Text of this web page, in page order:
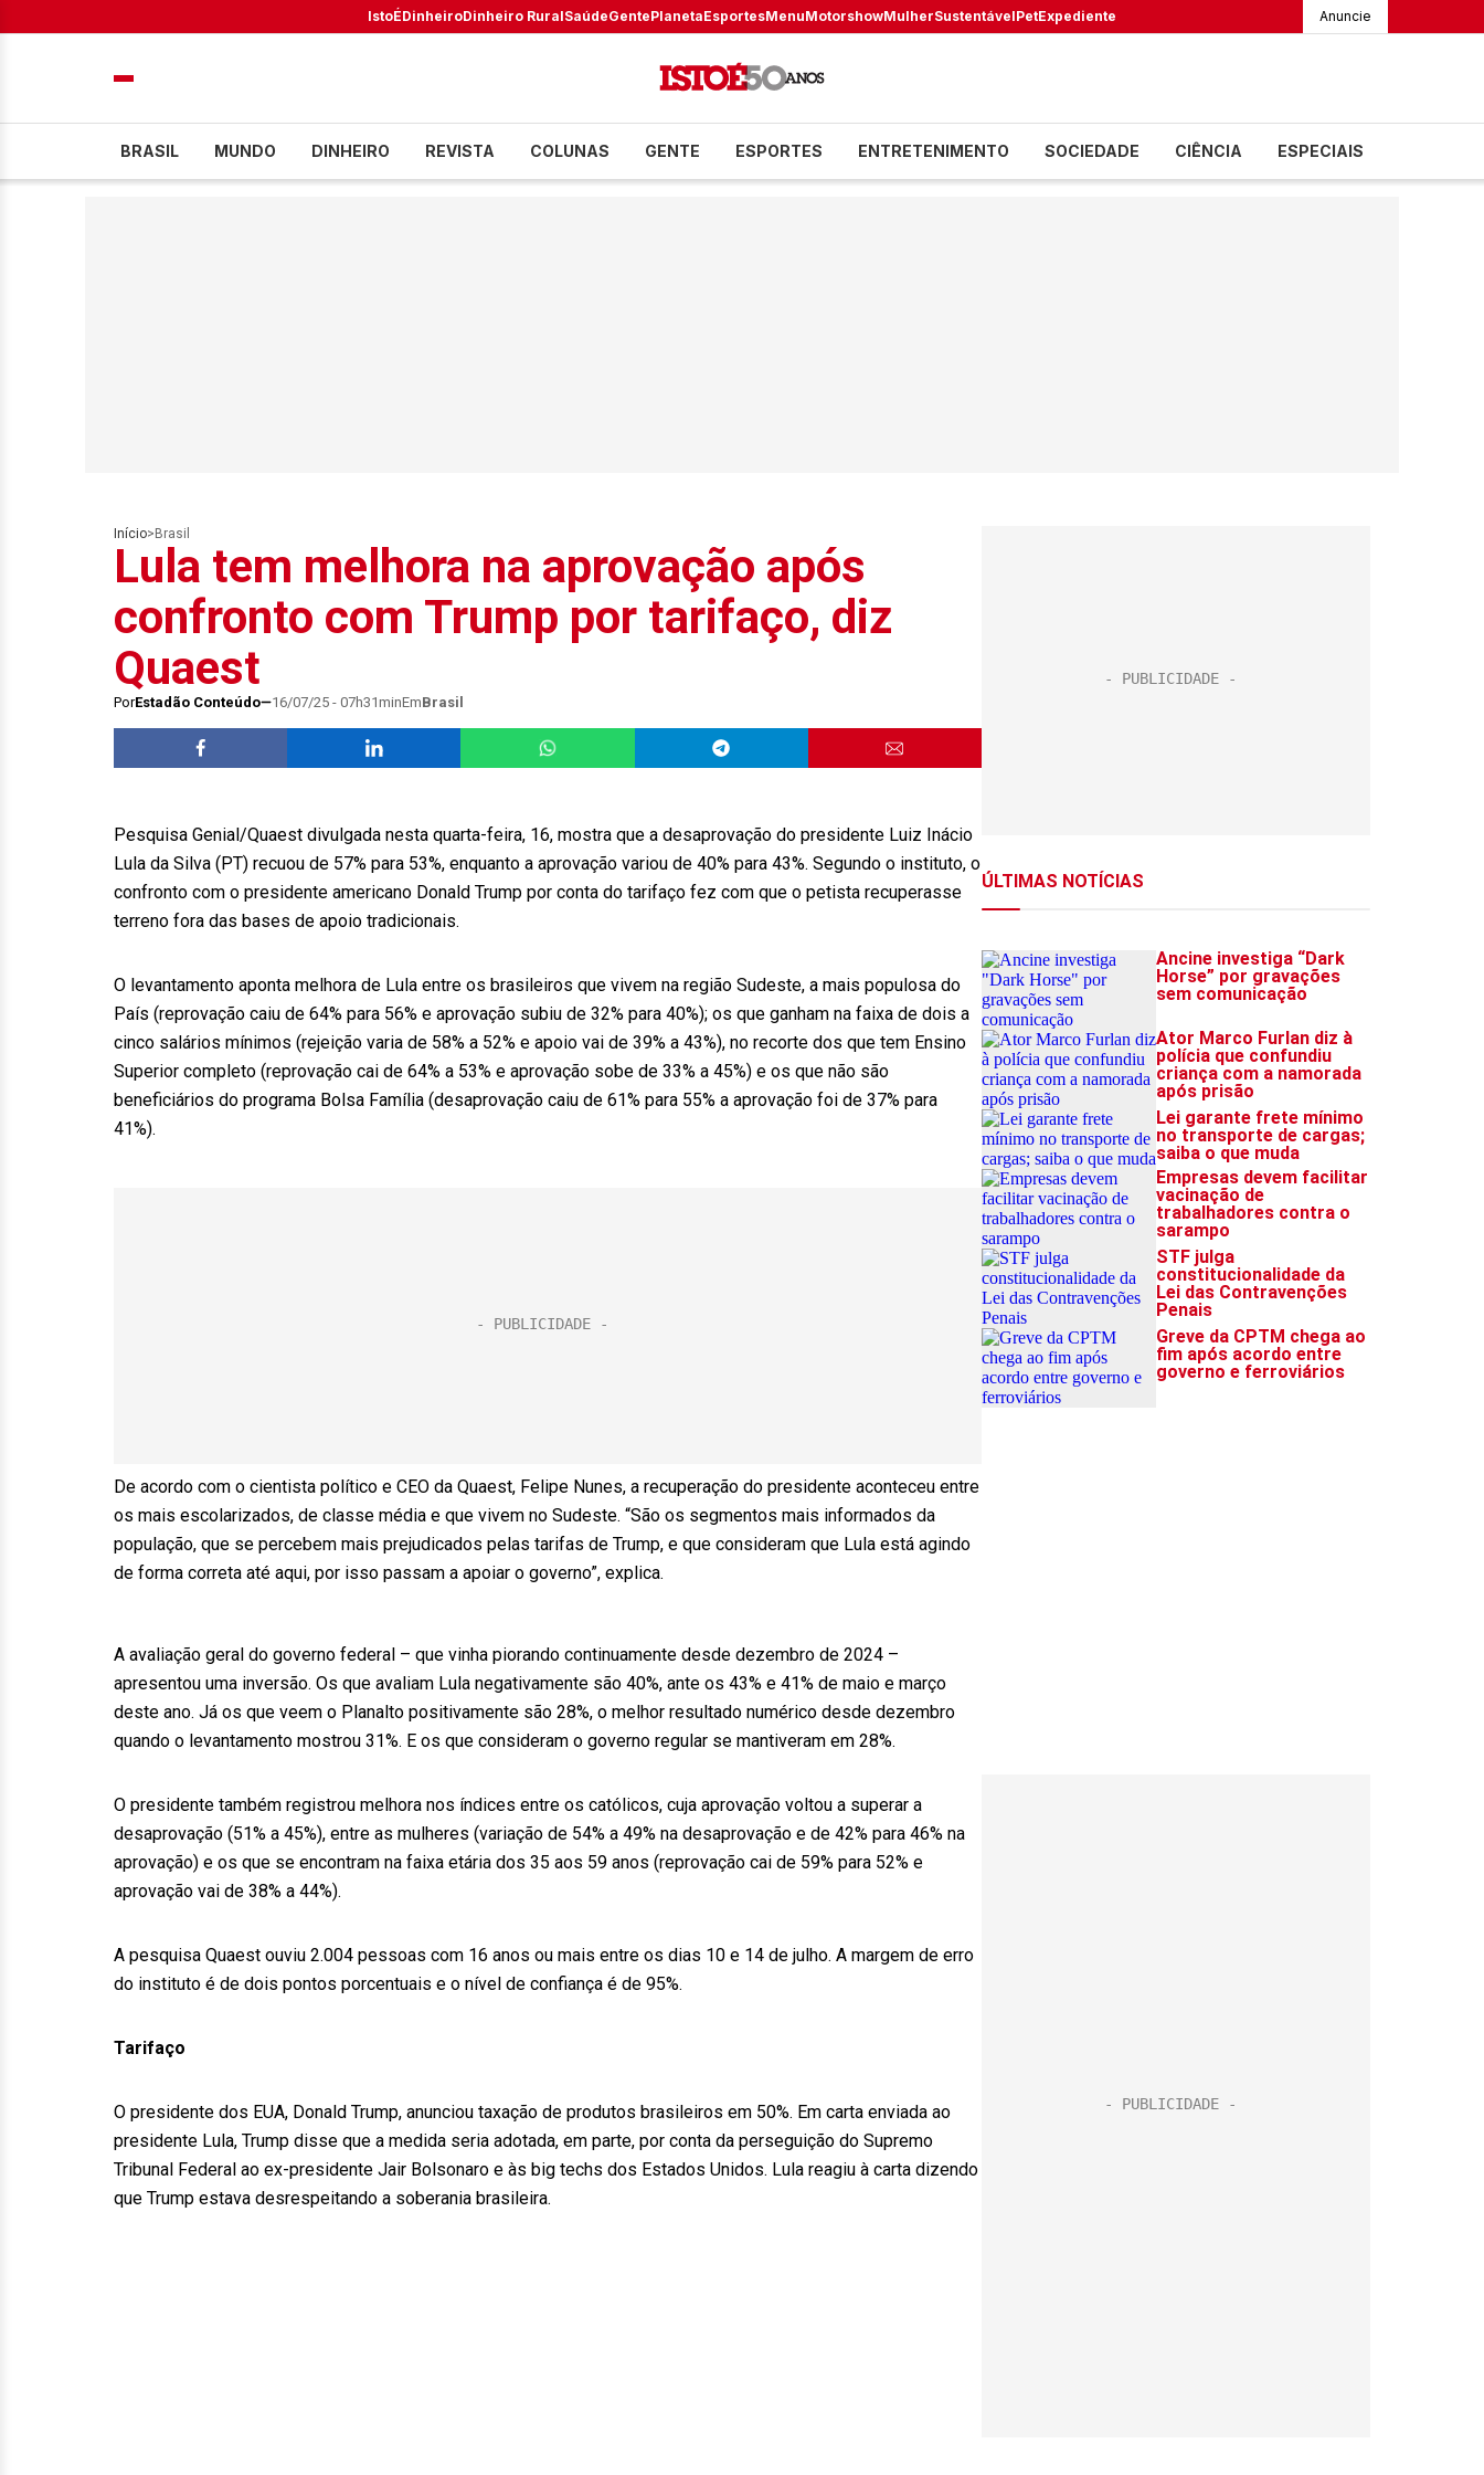
IstoÉDinheiroDinheiro RuralSaúdeGentePlanetaEsportesMenuMotorshowMulherSustentávelPetExpediente Anuncie
BRASIL MUNDO DINHEIRO REVISTA COLUNAS GENTE ESPORTES ENTRETENIMENTO SOCIEDADE CIÊNCIA ESPECIAIS
Início> Brasil
Lula tem melhora na aprovação após
confronto com Trump por tarifaço, diz
Quaest
PorEstadão Conteúdo 16/07/25 - 07h31minEmBrasil
Pesquisa Genial/Quaest divulgada nesta quarta-feira, 16, mostra que a desaprovação do presidente Luiz Inácio
Lula da Silva (PT) recuou de 57% para 53%, enquanto a aprovação variou de 40% para 43%. Segundo o instituto, o
confronto com o presidente americano Donald Trump por conta do tarifaço fez com que o petista recuperasse
terreno fora das bases de apoio tradicionais.
O levantamento aponta melhora de Lula entre os brasileiros que vivem na região Sudeste, a mais populosa do
País (reprovação caiu de 64% para 56% e aprovação subiu de 32% para 40%); os que ganham na faixa de dois a
cinco salários mínimos (rejeição varia de 58% a 52% e apoio vai de 39% a 43%), no recorte dos que tem Ensino
Superior completo (reprovação cai de 64% a 53% e aprovação sobe de 33% a 45%) e os que não são
beneficiários do programa Bolsa Família (desaprovação caiu de 61% para 55% a aprovação foi de 37% para
41%).
De acordo com o cientista político e CEO da Quaest, Felipe Nunes, a recuperação do presidente aconteceu entre
os mais escolarizados, de classe média e que vivem no Sudeste. “São os segmentos mais informados da
população, que se percebem mais prejudicados pelas tarifas de Trump, e que consideram que Lula está agindo
de forma correta até aqui, por isso passam a apoiar o governo”, explica.
A avaliação geral do governo federal – que vinha piorando continuamente desde dezembro de 2024 –
apresentou uma inversão. Os que avaliam Lula negativamente são 40%, ante os 43% e 41% de maio e março
deste ano. Já os que veem o Planalto positivamente são 28%, o melhor resultado numérico desde dezembro
quando o levantamento mostrou 31%. E os que consideram o governo regular se mantiveram em 28%.
O presidente também registrou melhora nos índices entre os católicos, cuja aprovação voltou a superar a
desaprovação (51% a 45%), entre as mulheres (variação de 54% a 49% na desaprovação e de 42% para 46% na
aprovação) e os que se encontram na faixa etária dos 35 aos 59 anos (reprovação cai de 59% para 52% e
aprovação vai de 38% a 44%).
A pesquisa Quaest ouviu 2.004 pessoas com 16 anos ou mais entre os dias 10 e 14 de julho. A margem de erro
do instituto é de dois pontos porcentuais e o nível de confiança é de 95%.
Tarifaço
O presidente dos EUA, Donald Trump, anunciou taxação de produtos brasileiros em 50%. Em carta enviada ao
presidente Lula, Trump disse que a medida seria adotada, em parte, por conta da perseguição do Supremo
Tribunal Federal ao ex-presidente Jair Bolsonaro e às big techs dos Estados Unidos. Lula reagiu à carta dizendo
que Trump estava desrespeitando a soberania brasileira.